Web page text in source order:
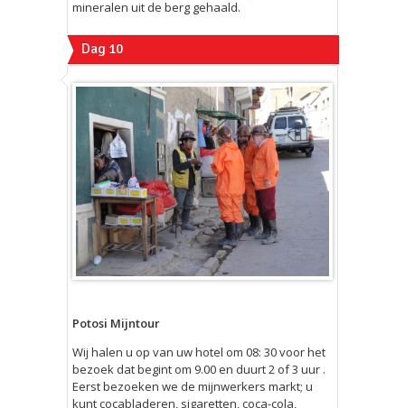
mineralen uit de berg gehaald.
Dag 10
Potosi Mijntour
Wij halen u op van uw hotel om 08: 30 voor het
bezoek dat begint om 9.00 en duurt 2 of 3 uur .
Eerst bezoeken we de mijnwerkers markt; u
kunt cocabladeren, sigaretten, coca-cola,